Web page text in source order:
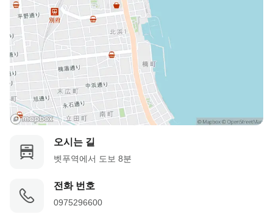
오시는 길
벳푸역에서 도보 8분
전화 번호
0975296600